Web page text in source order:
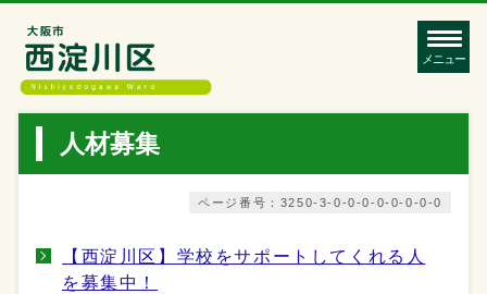
メニュー
人材募集
ページ番号：3250-3-0-0-0-0-0-0-0-0
【西淀川区】学校をサポートしてくれる人
を募集中！